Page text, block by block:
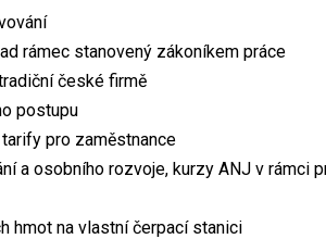
rámec stanovený zákoníkem práce
české firmě
postupu
pro zaměstnance
a osobního rozvoje, kurzy ANJ v rámci
hmot na vlastní čerpací stanici